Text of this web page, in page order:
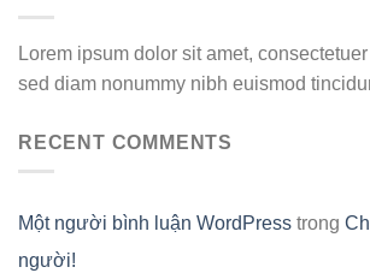
Lorem ipsum dolor sit amet,
sed diam nonummy nibh euismod
RECENT COMMENTS
Một người bình luận WordPress trong
người!